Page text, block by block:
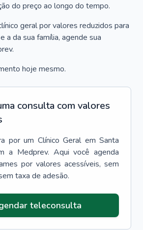
do preço ao longo do tempo.
geral por valores reduzidos para
a da sua família, agende sua
hoje mesmo.
consulta com valores
por um Clínico Geral em Santa
a Medprev. Aqui você agenda
por valores acessíveis, sem
taxa de adesão.
teleconsulta